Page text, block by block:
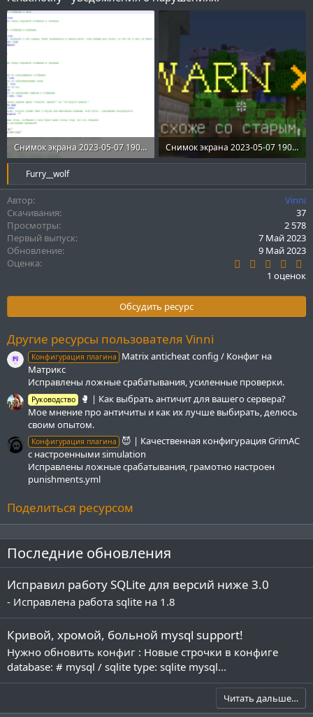
Снимок экрана 2023-05-07 190740.png
50.5 KB · Просмотры: 178
Снимок экрана 2023-05-07 190938.png
Р
е
к
ц
и
и
:
Furry__wolf
Автор
Vinni
Скачивания
37
Просмотры
2 578
Первый выпуск
7 Май 2023
Обновление
9 Май 2023
Оценка
0
0
в
1 оценок
Обсудить ресурс
Другие ресурсы пользователя Vinni
Конфигурация плагина
Matrix anticheat config / Конфиг на
Матрикс
Исправлены ложные срабатывания, усиленные проверки.
Руководство
🥊 | Как выбрать античит для вашего сервера?
Мое мнение про античиты и как их лучше выбирать, делюсь
своим опытом.
Конфигурация плагина
😈 | Качественная конфигурация GrimAC
с настроенными simulation
Исправлены ложные срабатывания, грамотно настроен
punishments.yml
Поделиться ресурсом
Последние обновления
Исправил работу SQLite для версий ниже 3.0
- Исправлена работа sqlite на 1.8
Кривой, хромой, больной mysql support!
Нужно обновить конфиг : Новые строчки в конфиге
database: # mysql / sqlite type: sqlite mysql...
Читать дальше…